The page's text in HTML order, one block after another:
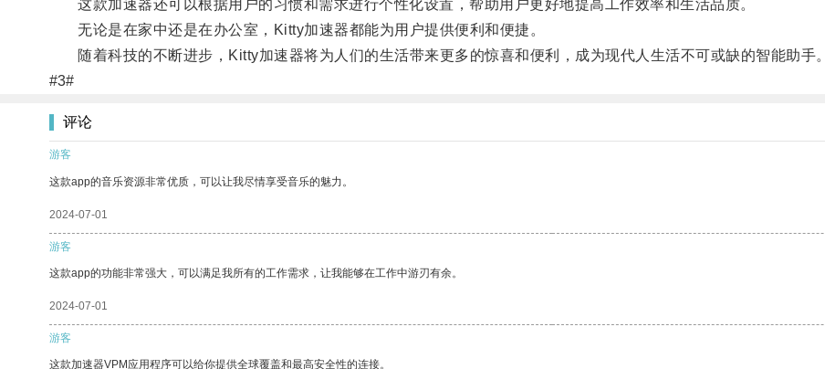
这款加速器还可以根据用户的习惯和需求进行个性化设置，帮助用户更好地提高工作效率和生活品质。
无论是在家中还是在办公室，Kitty加速器都能为用户提供便利和便捷。
随着科技的不断进步，Kitty加速器将为人们的生活带来更多的惊喜和便利，成为现代人生活不可或缺的智能助手。
#3#
评论
游客
这款app的音乐资源非常优质，可以让我尽情享受音乐的魅力。
2024-07-01
游客
这款app的功能非常强大，可以满足我所有的工作需求，让我能够在工作中游刃有余。
2024-07-01
游客
这款加速器VPM应用程序可以给你提供全球覆盖和最高安全性的连接。